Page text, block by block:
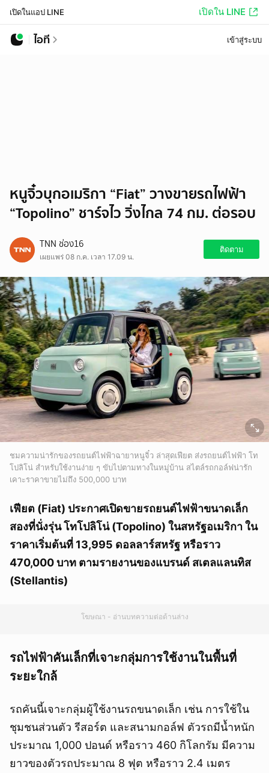
เปิดในแอป LINE เปิดใน LINE
ไอที เข้าสู่ระบบ
หนูจิ๋วบุกอเมริกา “Fiat” วางขายรถไฟฟ้า
“Topolino” ชาร์จไว วิ่งไกล 74 กม. ต่อรอบ
TNN ช่อง16
เผยแพร่ 08 ก.ค. เวลา 17.09 น.
ติดตาม
ชมความน่ารักของรถยนต์ไฟฟ้าฉายาหนูจิ๋ว ล่าสุดเฟียต ส่งรถยนต์ไฟฟ้า โท
โปลิโน่ สำหรับใช้งานง่าย ๆ ขับไปตามทางในหมู่บ้าน สไตล์รถกอล์ฟน่ารัก
เคาะราคาขายไม่ถึง 500,000 บาท
เฟียต (Fiat) ประกาศเปิดขายรถยนต์ไฟฟ้าขนาดเล็ก
สองที่นั่งรุ่น โทโปลิโน่ (Topolino) ในสหรัฐอเมริกา ใน
ราคาเริ่มต้นที่ 13,995 ดอลลาร์สหรัฐ หรือราว
470,000 บาท ตามรายงานของแบรนด์ สเตลแลนทิส
(Stellantis)
โฆษณา - อ่านบทความต่อด้านล่าง
รถไฟฟ้าคันเล็กที่เจาะกลุ่มการใช้งานในพื้นที่
ระยะใกล้
รถคันนี้เจาะกลุ่มผู้ใช้งานรถขนาดเล็ก เช่น การใช้ใน
ชุมชนส่วนตัว รีสอร์ต และสนามกอล์ฟ ตัวรถมีน้ำหนัก
ประมาณ 1,000 ปอนด์ หรือราว 460 กิโลกรัม มีความ
ยาวของตัวรถประมาณ 8 ฟุต หรือราว 2.4 เมตร